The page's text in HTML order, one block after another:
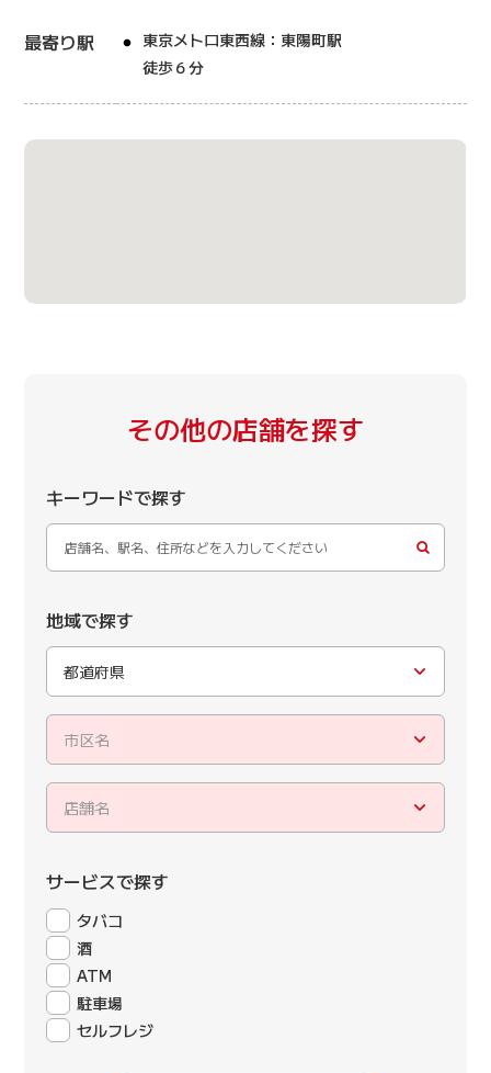
最寄り駅
東京メトロ東西線：東陽町駅
徒歩６分
その他の店舗を探す
キーワードで探す
地域で探す
都道府県
市区名
店舗名
サービスで探す
タバコ
酒
ATM
駐車場
セルフレジ